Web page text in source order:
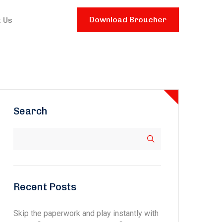
Download Broucher
Search
Recent Posts
Skip the paperwork and play instantly with